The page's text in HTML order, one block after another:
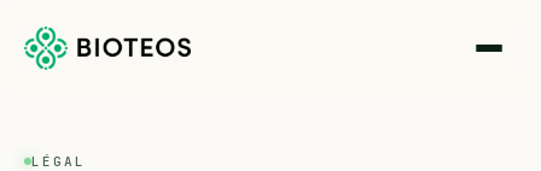
LÉGAL